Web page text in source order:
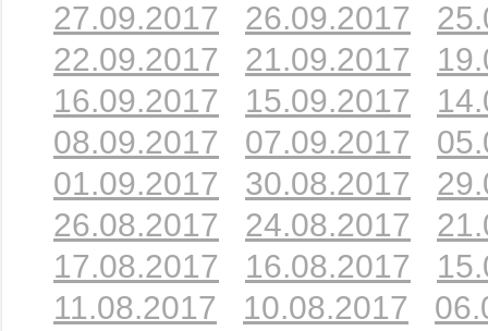
27.09.2017
26.09.2017
22.09.2017
21.09.2017
16.09.2017
15.09.2017
08.09.2017
07.09.2017
01.09.2017
30.08.2017
26.08.2017
24.08.2017
17.08.2017
16.08.2017
11.08.2017
10.08.2017